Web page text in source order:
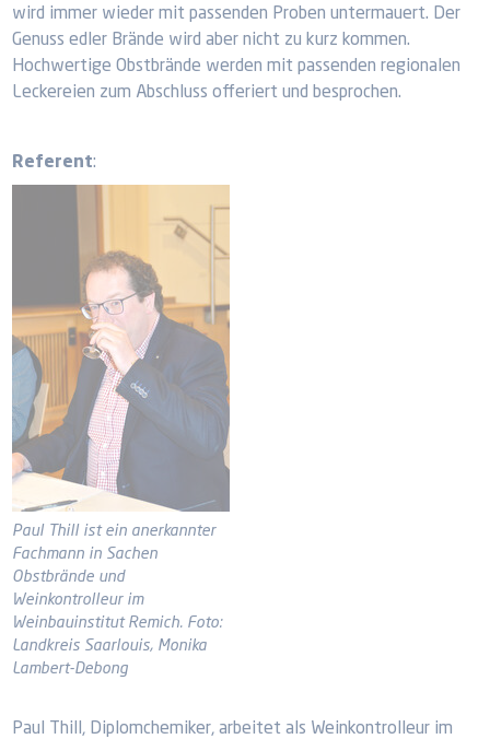
wird immer wieder mit passenden Proben untermauert. Der
Genuss edler Brände wird aber nicht zu kurz kommen.
Hochwertige Obstbrände werden mit passenden regionalen
Leckereien zum Abschluss offeriert und besprochen.
Referent:
Paul Thill ist ein anerkannter
Fachmann in Sachen
Obstbrände und
Weinkontrolleur im
Weinbauinstitut Remich. Foto:
Landkreis Saarlouis, Monika
Lambert-Debong
Paul Thill, Diplomchemiker, arbeitet als Weinkontrolleur im